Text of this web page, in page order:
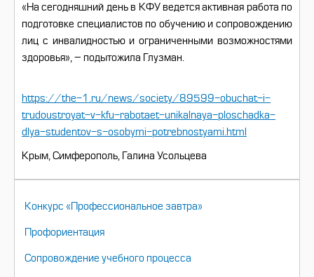
«На сегодняшний день в КФУ ведется активная работа по
подготовке специалистов по обучению и сопровождению
лиц с инвалидностью и ограниченными возможностями
здоровья», – подытожила Глузман.
https://the-1.ru/news/society/89599-obuchat-i-
trudoustroyat-v-kfu-rabotaet-unikalnaya-ploschadka-
dlya-studentov-s-osobymi-potrebnostyami.html
Крым, Симферополь, Галина Усольцева
Конкурс «Профессиональное завтра»
Профориентация
Сопровождение учебного процесса